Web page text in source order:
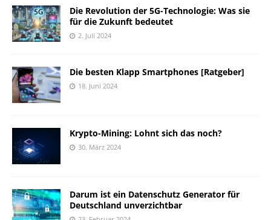
Die Revolution der 5G-Technologie: Was sie
für die Zukunft bedeutet
2. Juli 2024
Die besten Klapp Smartphones [Ratgeber]
18. Juni 2024
Krypto-Mining: Lohnt sich das noch?
30. März 2024
Darum ist ein Datenschutz Generator für
Deutschland unverzichtbar